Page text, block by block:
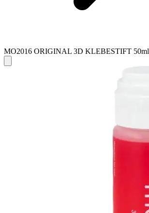
MO2016 ORIGINAL 3D KLEBESTIFT 50ml